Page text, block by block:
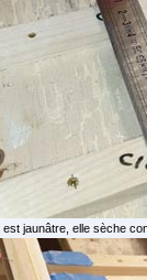
est jaunâtre, elle sèche